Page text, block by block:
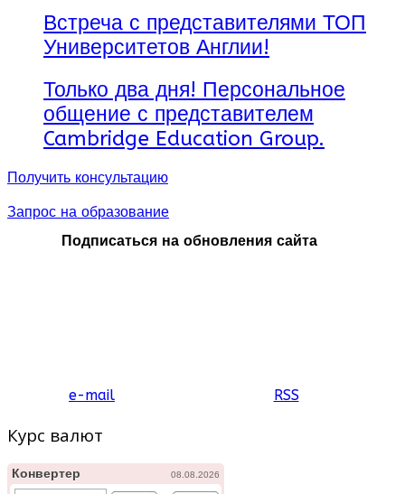
Встреча с представителями ТОП
Университетов Англии!
Только два дня! Персональное
общение с представителем
Cambridge Education Group.
Получить консультацию
Запрос на образование
Подписаться на обновления сайта
e-mail RSS
Курс валют